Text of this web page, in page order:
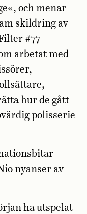
och menar
skildring av
#77
arbetat med
hur de gått
polisserie
nyanser av
ha utspelat